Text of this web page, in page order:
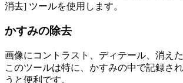
消去] ツールを使用します。
かすみの除去
画像にコントラスト、ディテール、消え
このツールは特に、かすみの中で記録さ
うと便利です。